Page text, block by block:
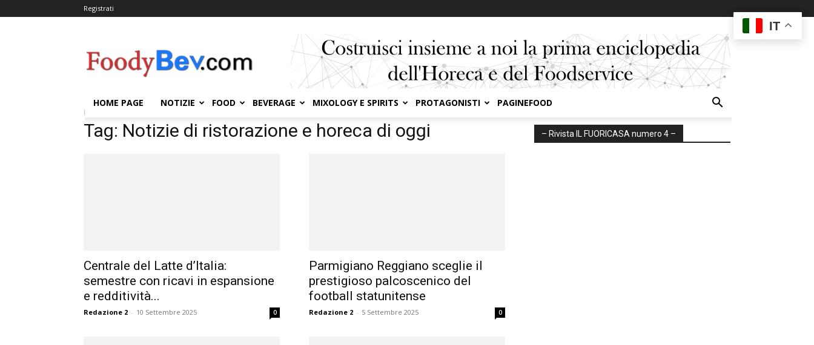
Registrati
HOME PAGE NOTIZIE FOOD BEVERAGE MIXOLOGY E SPIRITS PROTAGONISTI PAGINEFOOD
Home
Tag: Notizie di ristorazione e horeca di oggi
Centrale del Latte d’Italia:
semestre con ricavi in espansione
e redditività...
Redazione 2 - 10 Settembre 2025 0
Parmigiano Reggiano sceglie il
prestigioso palcoscenico del
football statunitense
Redazione 2 - 5 Settembre 2025 0
– Rivista IL FUORICASA numero 4 –
IT